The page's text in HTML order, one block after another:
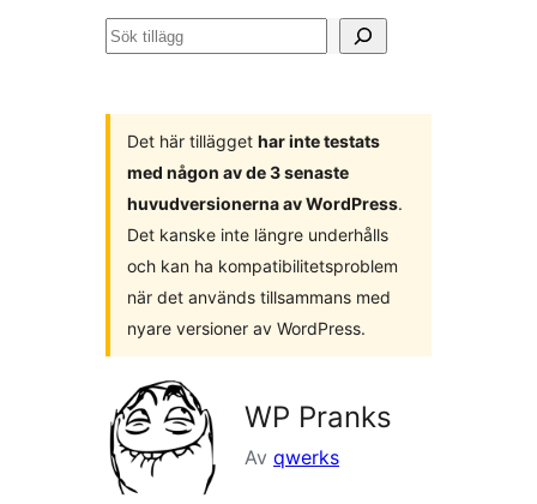
Sök
Det här tillägget har inte testats
med någon av de 3 senaste
huvudversionerna av WordPress.
Det kanske inte längre underhålls
och kan ha kompatibilitetsproblem
när det används tillsammans med
nyare versioner av WordPress.
WP Pranks
Av qwerks